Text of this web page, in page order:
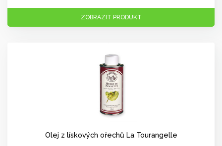
ZOBRAZIT PRODUKT
Olej z lískových ořechů La Tourangelle